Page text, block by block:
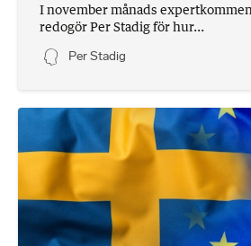
I november månads
redogör Per Stadig för hur...
Per Stadig